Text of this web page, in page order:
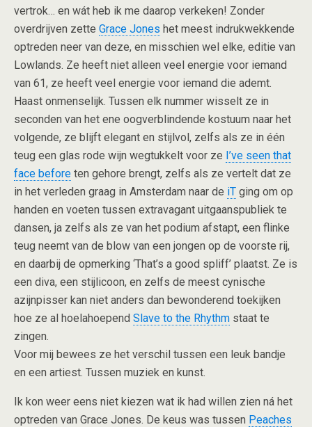
vertrok… en wát heb ik me daarop verkeken! Zonder
overdrijven zette Grace Jones het meest indrukwekkende
optreden neer van deze, en misschien wel elke, editie van
Lowlands. Ze heeft niet alleen veel energie voor iemand
van 61, ze heeft veel energie voor iemand die ademt.
Haast onmenselijk. Tussen elk nummer wisselt ze in
seconden van het ene oogverblindende kostuum naar het
volgende, ze blijft elegant en stijlvol, zelfs als ze in één
teug een glas rode wijn wegtukkelt voor ze I’ve seen that
face before ten gehore brengt, zelfs als ze vertelt dat ze
in het verleden graag in Amsterdam naar de iT ging om op
handen en voeten tussen extravagant uitgaanspubliek te
dansen, ja zelfs als ze van het podium afstapt, een flinke
teug neemt van de blow van een jongen op de voorste rij,
en daarbij de opmerking ‘That’s a good spliff’ plaatst. Ze is
een diva, een stijlicoon, en zelfs de meest cynische
azijnpisser kan niet anders dan bewonderend toekijken
hoe ze al hoelahoepend Slave to the Rhythm staat te
zingen.
Voor mij bewees ze het verschil tussen een leuk bandje
en een artiest. Tussen muziek en kunst.
Ik kon weer eens niet kiezen wat ik had willen zien ná het
optreden van Grace Jones. De keus was tussen Peaches